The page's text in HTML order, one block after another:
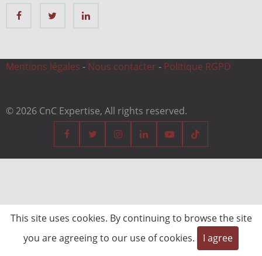
Mentions légales - Nous contacter - Politique RGPD
© 2026 CnC Expertise, All rights reserved.
This site uses cookies. By continuing to browse the site
you are agreeing to our use of cookies.
I agree